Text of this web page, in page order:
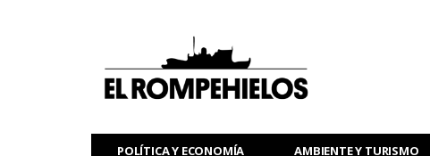
POLÍTICA Y ECONOMÍA AMBIENTE Y TURISMO